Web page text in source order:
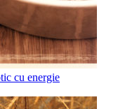
cu energie